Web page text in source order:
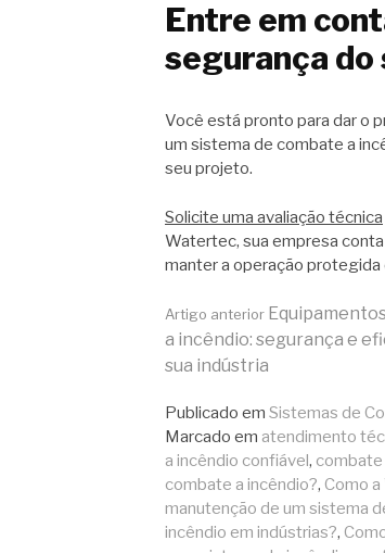
Entre em
segurança do
Você está pronto para dar o
um sistema de combate a
seu projeto.
Solicite uma avaliação técnica
Watertec, sua empresa
manter a operação protegida
lendo
Artigo anterior
a incêndio: segurança e
sua indústria
Publicado em Sistemas de
Marcado em atendimento
a incêndio confiável , combate
combate a incêndio?, Como
manutenção de um sistema
incêndio em indústrias?,